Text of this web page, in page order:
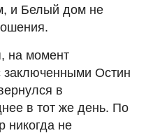
и Белый дом не
на момент
заключенными Остин
в
в тот же день. По
никогда не